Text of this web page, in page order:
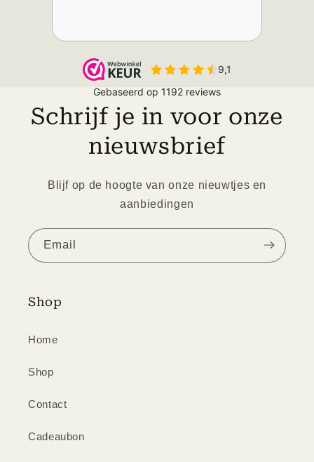
Schrijf je in voor onze
nieuwsbrief
Blijf op de hoogte van onze nieuwtjes en
aanbiedingen
Email
Shop
Home
Shop
Contact
Cadeaubon